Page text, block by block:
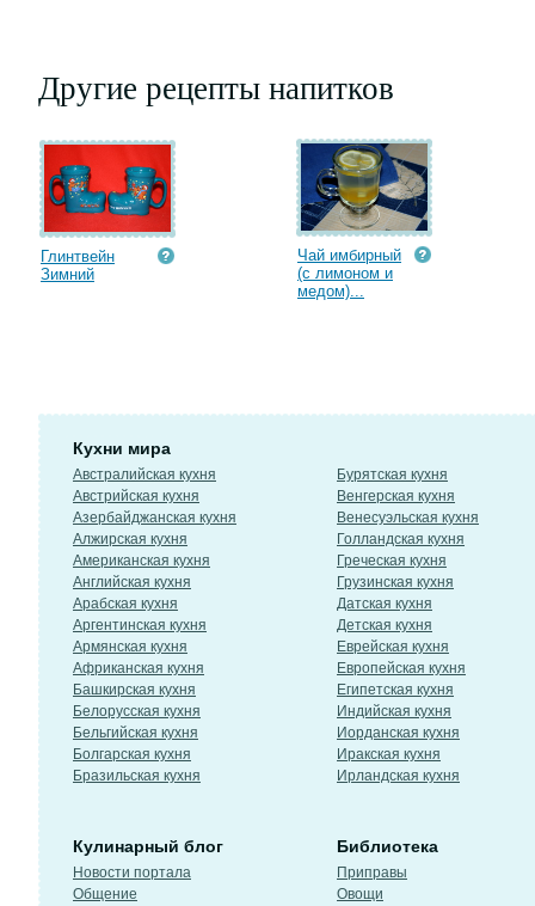
Другие рецепты напитков
Глинтвейн
Зимний
Чай имбирный
(с лимоном и
медом)...
Кухни мира
Австралийская кухня
Австрийская кухня
Азербайджанская кухня
Алжирская кухня
Американская кухня
Английская кухня
Арабская кухня
Аргентинская кухня
Армянская кухня
Африканская кухня
Башкирская кухня
Белорусская кухня
Бельгийская кухня
Болгарская кухня
Бразильская кухня
Бурятская кухня
Венгерская кухня
Венесуэльская кухня
Голландская кухня
Греческая кухня
Грузинская кухня
Датская кухня
Детская кухня
Еврейская кухня
Европейская кухня
Египетская кухня
Индийская кухня
Иорданская кухня
Иракская кухня
Ирландская кухня
Кулинарный блог
Новости портала
Общение
Библиотека
Приправы
Овощи